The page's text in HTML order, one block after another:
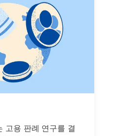
고용 판례 연구를 결